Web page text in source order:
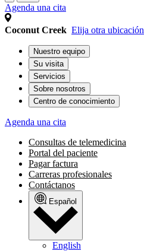
Agenda una cita
Coconut Creek Elija otra ubicación
Nuestro equipo
Su visita
Servicios
Sobre nosotros
Centro de conocimiento
Agenda una cita
Consultas de telemedicina
Portal del paciente
Pagar factura
Carreras profesionales
Contáctanos
Español
English